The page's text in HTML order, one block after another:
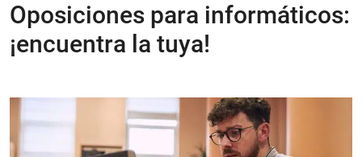
Oposiciones para informáticos:
¡encuentra la tuya!